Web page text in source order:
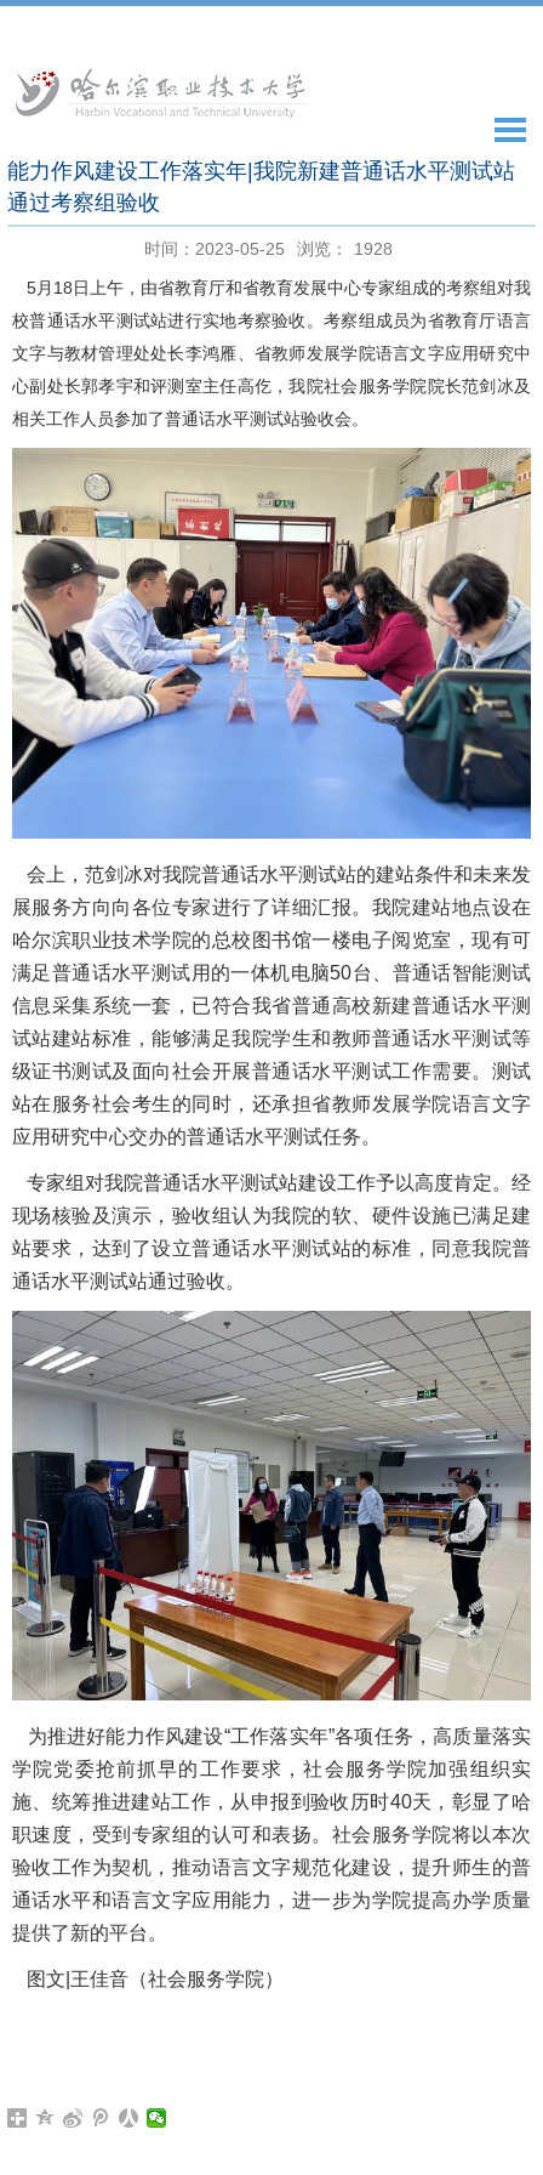
能力作风建设工作落实年|我院新建普通话水平测试站
通过考察组验收
时间：2023-05-25 浏览：
1928
5月18日上午，由省教育厅和省教育发展中心专家组成的考察组对我
校普通话水平测试站进行实地考察验收。考察组成员为省教育厅语言
文字与教材管理处处长李鸿雁、省教师发展学院语言文字应用研究中
心副处长郭孝宇和评测室主任高仡，我院社会服务学院院长范剑冰及
相关工作人员参加了普通话水平测试站验收会。
会上，范剑冰对我院普通话水平测试站的建站条件和未来发
展服务方向向各位专家进行了详细汇报。我院建站地点设在
哈尔滨职业技术学院的总校图书馆一楼电子阅览室，现有可
满足普通话水平测试用的一体机电脑50台、普通话智能测试
信息采集系统一套，已符合我省普通高校新建普通话水平测
试站建站标准，能够满足我院学生和教师普通话水平测试等
级证书测试及面向社会开展普通话水平测试工作需要。测试
站在服务社会考生的同时，还承担省教师发展学院语言文字
应用研究中心交办的普通话水平测试任务。
专家组对我院普通话水平测试站建设工作予以高度肯定。经
现场核验及演示，验收组认为我院的软、硬件设施已满足建
站要求，达到了设立普通话水平测试站的标准，同意我院普
通话水平测试站通过验收。
为推进好能力作风建设“工作落实年”各项任务，高质量落实
学院党委抢前抓早的工作要求，社会服务学院加强组织实
施、统筹推进建站工作，从申报到验收历时40天，彰显了哈
职速度，受到专家组的认可和表扬。社会服务学院将以本次
验收工作为契机，推动语言文字规范化建设，提升师生的普
通话水平和语言文字应用能力，进一步为学院提高办学质量
提供了新的平台。
图文|王佳音（社会服务学院）